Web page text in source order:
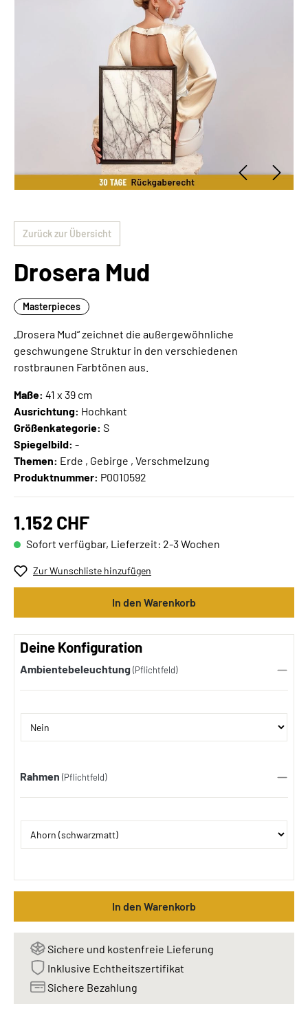
Zurück zur Übersicht
Drosera Mud
Masterpieces
„Drosera Mud“ zeichnet die außergewöhnliche
geschwungene Struktur in den verschiedenen
rostbraunen Farbtönen aus.
Maße: 41 x 39 cm
Ausrichtung: Hochkant
Größenkategorie: S
Spiegelbild: -
Themen: Erde , Gebirge , Verschmelzung
Produktnummer: P0010592
1.152 CHF
Sofort verfügbar, Lieferzeit: 2-3 Wochen
Zur Wunschliste hinzufügen
In den Warenkorb
Deine Konfiguration
Ambientebeleuchtung (Pflichtfeld)
Rahmen (Pflichtfeld)
In den Warenkorb
Sichere und kostenfreie Lieferung
Inklusive Echtheitszertifikat
Sichere Bezahlung